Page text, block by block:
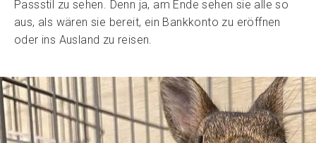
Passstil zu sehen. Denn ja, am Ende sehen sie alle so
aus, als wären sie bereit, ein Bankkonto zu eröffnen
oder ins Ausland zu reisen.